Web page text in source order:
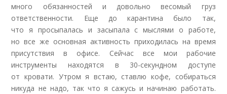
много обязанностей и довольно весомый груз
ответственности. Еще до карантина было так,
что
я просыпалась и засыпала с мыслями о работе,
но все же основная активность приходилась на время
присутствия в офисе. Сейчас все мои рабочие
инструменты находятся в 30-секундном доступе
от кровати. Утром я встаю, ставлю кофе, собираться
никуда не надо, так что я сажусь и начинаю работать.